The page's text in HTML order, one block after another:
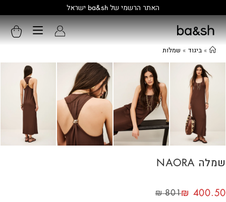
קולקציה חדשה: גלו עוד
» ביגוד » שמלות
שמלה NAORA
₪801₪ 400.50